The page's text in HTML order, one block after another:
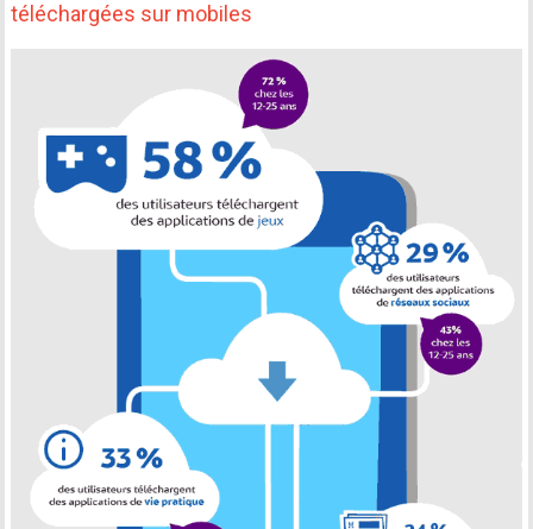
téléchargées sur mobiles